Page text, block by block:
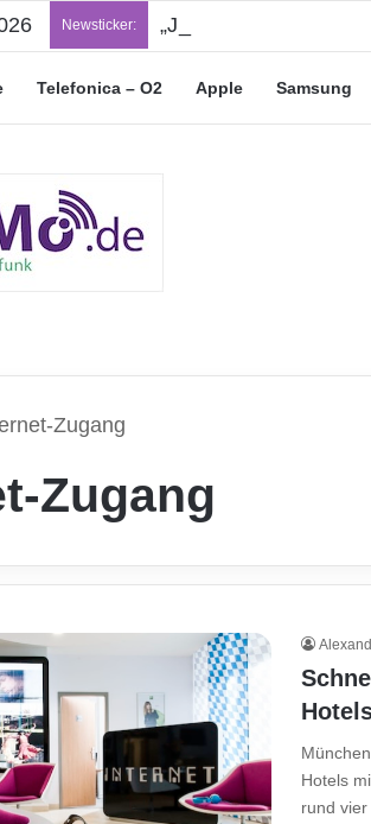
Newsticker: „Junge Leute“-Tarife:
Telefonica – O2 Apple Samsung
Zugang
Zugang
Hotels
rund